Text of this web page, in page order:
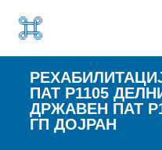
ПАТ Р1105
ДРЖАВЕН ПАТ
ГП ДОЈРАН